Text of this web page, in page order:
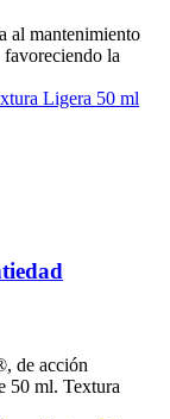
al mantenimiento
la
de acción
50 ml. Textura